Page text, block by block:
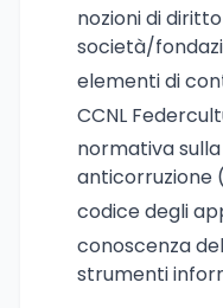
nozioni di
società/
elementi di
CCNL
normativa
anticorruzione
codice degli
conoscenza
strumenti